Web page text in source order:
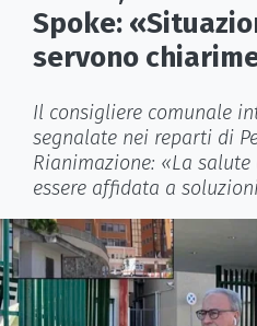
Spoke:
servono
Il consigliere comunale
segnalate nei reparti di
Rianimazione: «La
essere affidata a